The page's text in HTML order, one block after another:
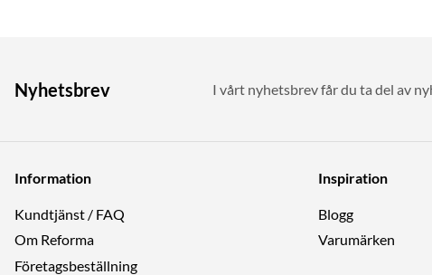
Nyhetsbrev I vårt nyhetsbrev får du ta del av
Information
Kundtjänst / FAQ
Om Reforma
Företagsbeställning
Inspiration
Blogg
Varumärken